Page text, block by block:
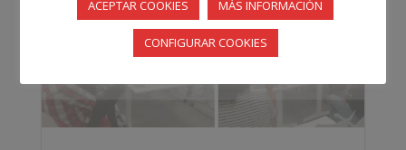
ACEPTAR COOKIES MÁS INFORMACIÓN
CONFIGURAR COOKIES